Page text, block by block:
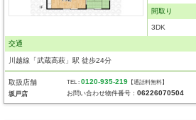
間取り
3DK
交通
川越線「武蔵高萩」駅 徒歩24分
取扱店舗
坂戸店
TEL :0120-935-219 【通話料無料】
お問い合わせ物件番号：06226070504